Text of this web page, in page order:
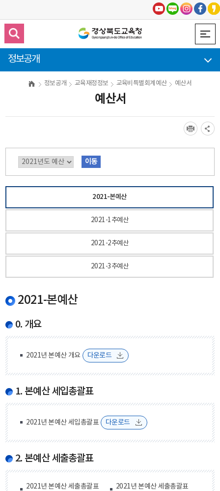
정보공개
정보공개 교육재정정보 교육비특별회계예산 예산서
예산서
년도별
예산서
이동
2021-본예산
2021-1추예산
2021-2추예산
2021-3추예산
2021-본예산
0. 개요
2021년 본예산 개요 다운로드
1. 본예산 세입총괄표
2021년 본예산 세입총괄표 다운로드
2. 본예산 세출총괄표
2021년 본예산 세출총괄표
2021년 본예산 세출총괄표